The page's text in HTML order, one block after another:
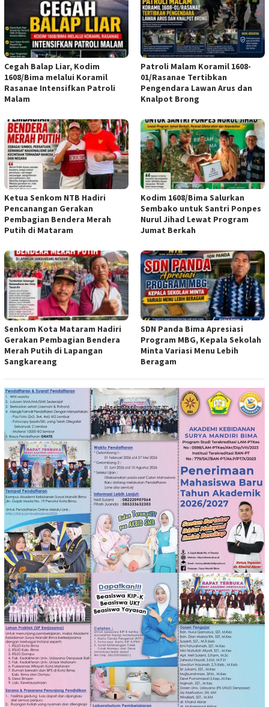
Cegah Balap Liar, Kodim
1608/Bima melalui Koramil
Rasanae Intensifkan Patroli
Malam
Patroli Malam Koramil 1608-
01/Rasanae Tertibkan
Pengendara Lawan Arus dan
Knalpot Brong
Ketua Senkom NTB Hadiri
Pencanangan Gerakan
Pembagian Bendera Merah
Putih di Mataram
Kodim 1608/Bima Salurkan
Sembako untuk Santri Ponpes
Nurul Jihad Lewat Program
Jumat Berkah
Senkom Kota Mataram Hadiri
Gerakan Pembagian Bendera
Merah Putih di Lapangan
Sangkareang
SDN Panda Bima Apresiasi
Program MBG, Kepala Sekolah
Minta Variasi Menu Lebih
Beragam